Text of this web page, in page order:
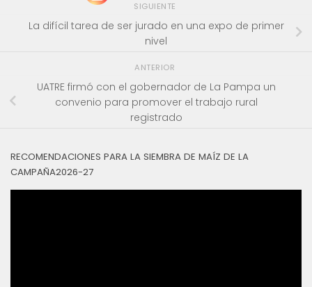
SIGUIENTE
La difícil tarea de ser jurado en una expo de primer
nivel
ANTERIOR
UATRE firmó con el gobernador de La Pampa un
convenio para promover el trabajo rural
registrado
RECOMENDACIONES PARA LA SIEMBRA DE MAÍZ DE LA
CAMPAÑA2026-27